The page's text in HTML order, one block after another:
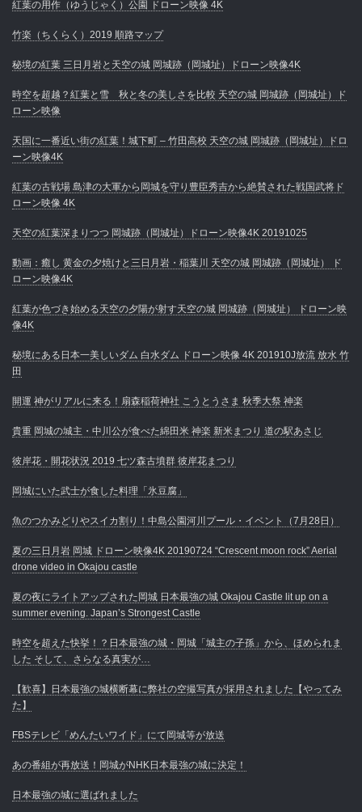
紅葉の用作（ゆうじゃく）公園 ドローン映像 4K
竹楽（ちくらく）2019 順路マップ
秘境の紅葉 三日月岩と天空の城 岡城跡（岡城址）ドローン映像4K
時空を超越？紅葉と雪 秋と冬の美しさを比較 天空の城 岡城跡（岡城址）ド
ローン映像
天国に一番近い街の紅葉！城下町 – 竹田高校 天空の城 岡城跡（岡城址）ドロ
ーン映像4K
紅葉の古戦場 島津の大軍から岡城を守り豊臣秀吉から絶賛された戦国武将ド
ローン映像 4K
天空の紅葉深まりつつ 岡城跡（岡城址）ドローン映像4K 20191025
動画：癒し 黄金の夕焼けと三日月岩・稲葉川 天空の城 岡城跡（岡城址） ド
ローン映像4K
紅葉が色づき始める天空の夕陽が射す天空の城 岡城跡（岡城址） ドローン映
像4K
秘境にある日本一美しいダム 白水ダム ドローン映像 4K 201910J放流 放水 竹
田
開運 神がリアルに来る！扇森稲荷神社 こうとうさま 秋季大祭 神楽
貴重 岡城の城主・中川公が食べた綿田米 神楽 新米まつり 道の駅あさじ
彼岸花・開花状況 2019 七ツ森古墳群 彼岸花まつり
岡城にいた武士が食した料理「氷豆腐」
魚のつかみどりやスイカ割り！中島公園河川プール・イベント（7月28日）
夏の三日月岩 岡城 ドローン映像4K 20190724 “Crescent moon rock” Aerial
drone video in Okajou castle
夏の夜にライトアップされた岡城 日本最強の城 Okajou Castle lit up on a
summer evening. Japan’s Strongest Castle
時空を超えた快挙！？日本最強の城・岡城「城主の子孫」から、ほめられま
した そして、さらなる真実が…
【歓喜】日本最強の城横断幕に弊社の空撮写真が採用されました【やってみ
た】
FBSテレビ「めんたいワイド」にて岡城等が放送
あの番組が再放送！岡城がNHK日本最強の城に決定！
日本最強の城に選ばれました